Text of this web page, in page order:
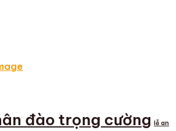
đào trọng cường lễ an